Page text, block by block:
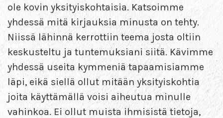
ole kovin yksityiskohtaisia. Katsoimme
yhdessä mitä kirjauksia minusta on tehty.
Niissä lähinnä kerrottiin teema josta oltiin
keskusteltu ja tuntemuksiani siitä. Kävimme
yhdessä useita kymmeniä tapaamisiamme
läpi, eikä siellä ollut mitään yksityiskohtia
joita käyttämällä voisi aiheutua minulle
vahinkoa. Ei ollut muista ihmisistä tietoja,